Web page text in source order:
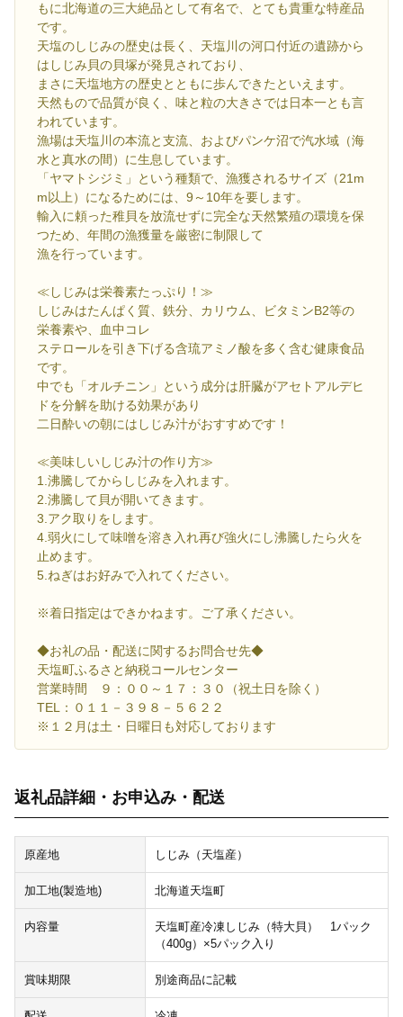
もに北海道の三大絶品として有名で、とても貴重な特産品
です。
天塩のしじみの歴史は長く、天塩川の河口付近の遺跡から
はしじみ貝の貝塚が発見されており、
まさに天塩地方の歴史とともに歩んできたといえます。
天然もので品質が良く、味と粒の大きさでは日本一とも言
われています。
漁場は天塩川の本流と支流、およびパンケ沼で汽水域（海
水と真水の間）に生息しています。
「ヤマトシジミ」という種類で、漁獲されるサイズ（21m
m以上）になるためには、9～10年を要します。
輸入に頼った稚貝を放流せずに完全な天然繁殖の環境を保
つため、年間の漁獲量を厳密に制限して
漁を行っています。
≪しじみは栄養素たっぷり！≫
しじみはたんぱく質、鉄分、カリウム、ビタミンB2等の
栄養素や、血中コレ
ステロールを引き下げる含琉アミノ酸を多く含む健康食品
です。
中でも「オルチニン」という成分は肝臓がアセトアルデヒ
ドを分解を助ける効果があり
二日酔いの朝にはしじみ汁がおすすめです！
≪美味しいしじみ汁の作り方≫
1.沸騰してからしじみを入れます。
2.沸騰して貝が開いてきます。
3.アク取りをします。
4.弱火にして味噌を溶き入れ再び強火にし沸騰したら火を
止めます。
5.ねぎはお好みで入れてください。
※着日指定はできかねます。ご了承ください。
◆お礼の品・配送に関するお問合せ先◆
天塩町ふるさと納税コールセンター
営業時間 ９：００～１７：３０（祝土日を除く）
TEL：０１１－３９８－５６２２
※１２月は土・日曜日も対応しております
返礼品詳細・お申込み・配送
原産地 しじみ（天塩産）
加工地(製造地) 北海道天塩町
内容量
天塩町産冷凍しじみ（特大貝） 1パック
（400g）×5パック入り
賞味期限 別途商品に記載